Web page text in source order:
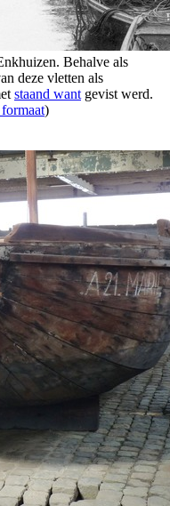
Behalve als
deze vletten als
staand want gevist werd.
)